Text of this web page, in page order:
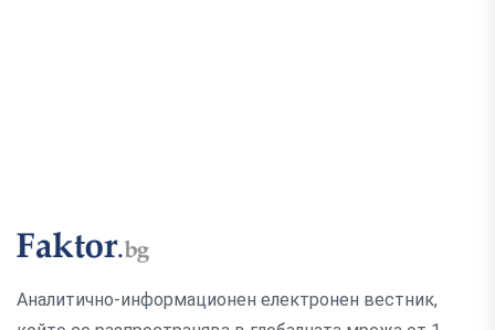
Аналитично-информационен електронен вестник,